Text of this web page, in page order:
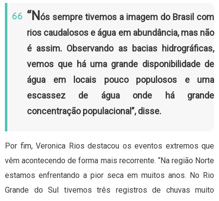
“N ós sempre tivemos a imagem do Brasil com
rios caudalosos e água em abundância, mas não
é assim. Observando as bacias hidrográficas,
vemos que há uma grande disponibilidade de
água em locais pouco populosos e uma
escassez de água onde há grande
concentração populacional”, disse.
Por fim, Veronica Rios destacou os eventos extremos que
vêm acontecendo de forma mais recorrente. “Na região Norte
estamos enfrentando a pior seca em muitos anos. No Rio
Grande do Sul tivemos três registros de chuvas muito